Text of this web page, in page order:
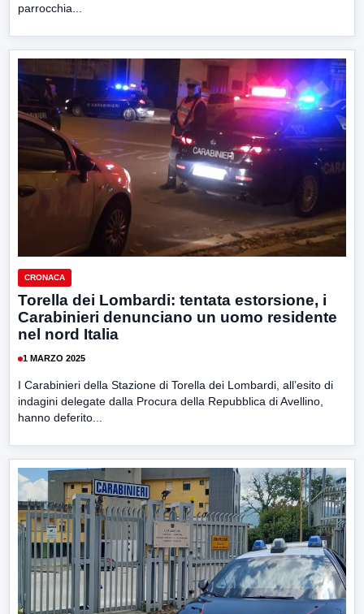
parrocchia...
CRONACA
Torella dei Lombardi: tentata estorsione, i
Carabinieri denunciano un uomo residente
nel nord Italia
1 MARZO 2025
I Carabinieri della Stazione di Torella dei Lombardi, all’esito di
indagini delegate dalla Procura della Repubblica di Avellino,
hanno deferito...